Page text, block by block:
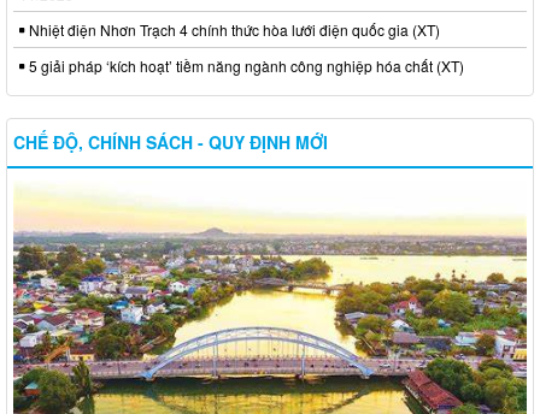
Nhiệt điện Nhơn Trạch 4 chính thức hòa lưới điện quốc gia (XT)
5 giải pháp ‘kích hoạt’ tiềm năng ngành công nghiệp hóa chất (XT)
CHẾ ĐỘ, CHÍNH SÁCH - QUY ĐỊNH MỚI